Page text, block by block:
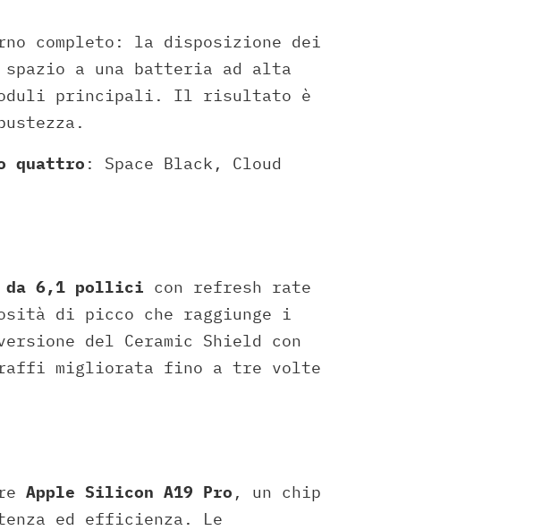
completo: la disposizione dei
a una batteria ad alta
moduli principali. Il risultato è
quattro : Space Black, Cloud
da 6,1 pollici con refresh rate
di picco che raggiunge i
del Ceramic Shield con
migliorata fino a tre volte
Apple Silicon A19 Pro , un chip
ed efficienza. Le